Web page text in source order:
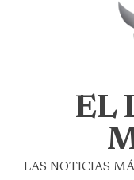
EL
LAS NOTICIAS